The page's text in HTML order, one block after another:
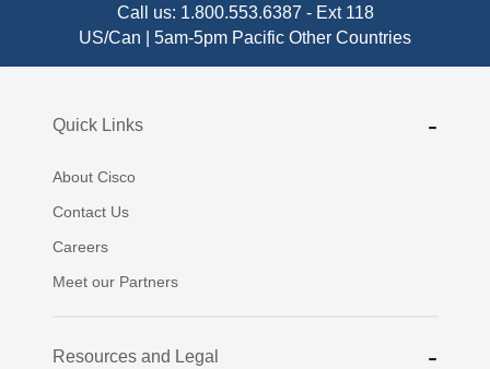
Call us: 1.800.553.6387 - Ext 118
US/Can | 5am-5pm Pacific Other Countries